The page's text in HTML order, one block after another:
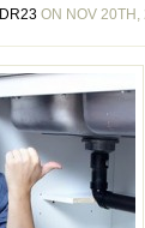
ON NOV 20TH,